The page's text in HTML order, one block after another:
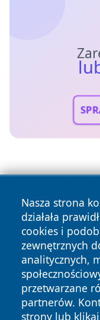
Nasza strona
działała
cookies i
zewnętrznych
analitycznych,
przetwarzane
partnerów.
strony lub
Copyright © 2026